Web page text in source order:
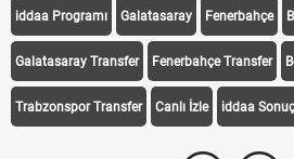
iddaa Programı Galatasaray Fenerbahçe
Galatasaray Transfer Fenerbahçe Transfer
Trabzonspor Transfer Canlı İzle iddaa